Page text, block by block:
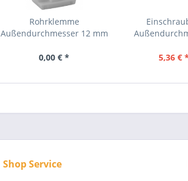
Rohrklemme
Außendurchmesser 12 mm
0,00 € *
5,36 € *
Shop Service